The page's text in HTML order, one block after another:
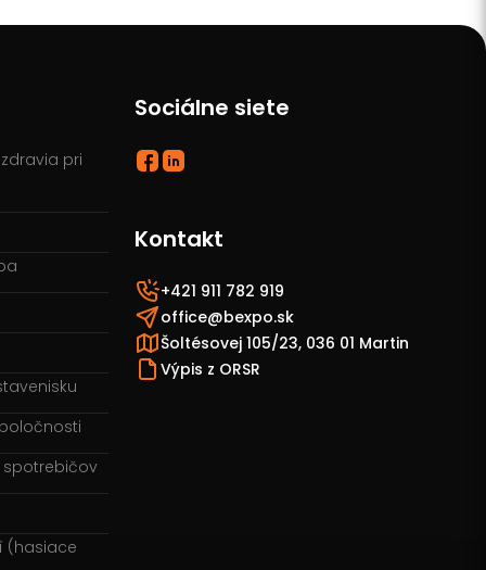
pri
spotrebičov
(hasiace
Sociálne siete
Kontakt
+421 911 782 919
office@bexpo.sk
Šoltésovej 105/23, 036 01 Martin
Výpis z ORSR